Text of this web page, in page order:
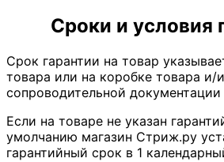
Сроки и условия
Срок гарантии на товар
товара или на коробке товара и/
сопроводительной документации
Если на товаре не указан
умолчанию магазин Стриж.ру
гарантийный срок в 1